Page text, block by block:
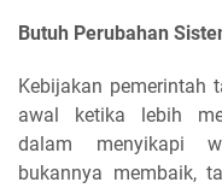
Butuh Perubahan
Kebijakan pemerintah
awal ketika lebih
dalam menyikapi
bukannya membaik,